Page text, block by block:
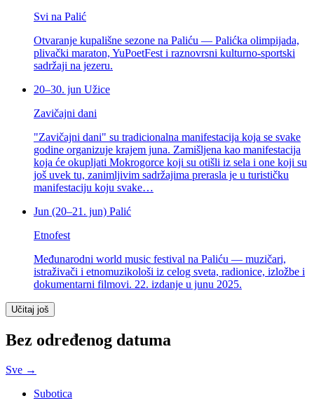
Svi na Palić
Otvaranje kupališne sezone na Paliću — Palićka olimpijada,
plivački maraton, YuPoetFest i raznovrsni kulturno-sportski
sadržaji na jezeru.
20–30. jun Užice
Zavičajni dani
"Zavičajni dani" su tradicionalna manifestacija koja se svake
godine organizuje krajem juna. Zamišljena kao manifestacija
koja će okupljati Mokrogorce koji su otišli iz sela i one koji su
još uvek tu, zanimljivim sadržajima prerasla je u turističku
manifestaciju koju svake…
Jun (20–21. jun) Palić
Etnofest
Međunarodni world music festival na Paliću — muzičari,
istraživači i etnomuzikološi iz celog sveta, radionice, izložbe i
dokumentarni filmovi. 22. izdanje u junu 2025.
Učitaj još
Bez određenog datuma
Sve →
Subotica